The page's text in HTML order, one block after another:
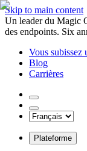
Skip to main content
Un leader du Magic
des endpoints. Six
Vous subissez
Blog
Carrières
Plateforme